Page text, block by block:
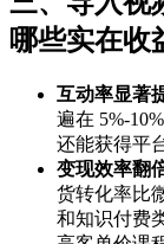
哪些实在收
互动率显著
遍在 5%-
还能获得平
变现效率翻
货转化率比
和知识付费